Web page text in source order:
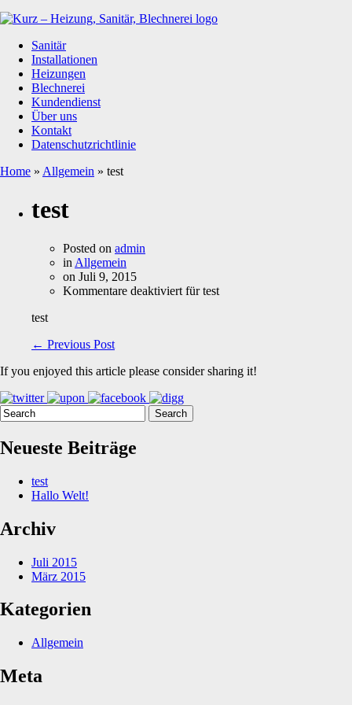
Sanitär
Installationen
Heizungen
Blechnerei
Kundendienst
Über uns
Kontakt
Datenschutzrichtlinie
Home » Allgemein » test
test
Posted on admin
in Allgemein
on Juli 9, 2015
Kommentare deaktiviert für test
test
← Previous Post
If you enjoyed this article please consider sharing it!
Neueste Beiträge
test
Hallo Welt!
Archiv
Juli 2015
März 2015
Kategorien
Allgemein
Meta